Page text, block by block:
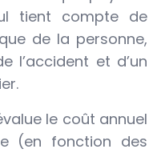
tient compte de
de la personne,
l’accident et d’un
le coût annuel
(en fonction des